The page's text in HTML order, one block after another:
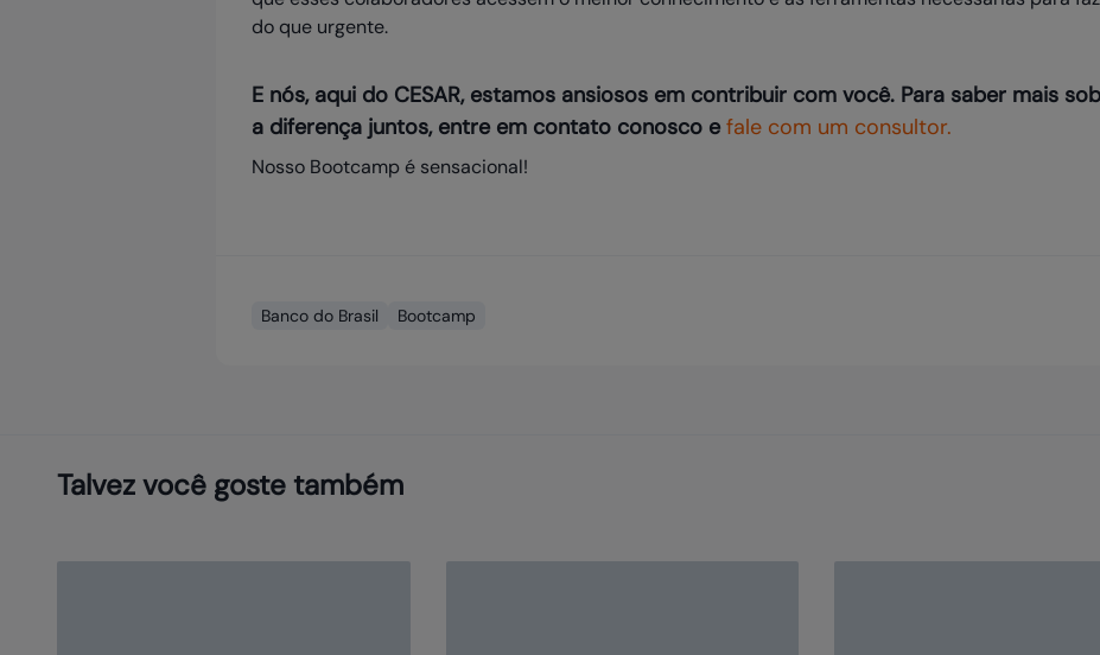
do que urgente.
E nós, aqui do CESAR, estamos ansiosos em contribuir com você. Para saber mais
a diferença juntos, entre em contato conosco e fale com um consultor.
Nosso Bootcamp é sensacional!
Banco do Brasil Bootcamp
Talvez você goste também